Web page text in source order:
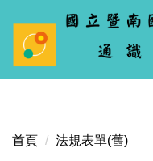
要
首頁
法規表單(舊)